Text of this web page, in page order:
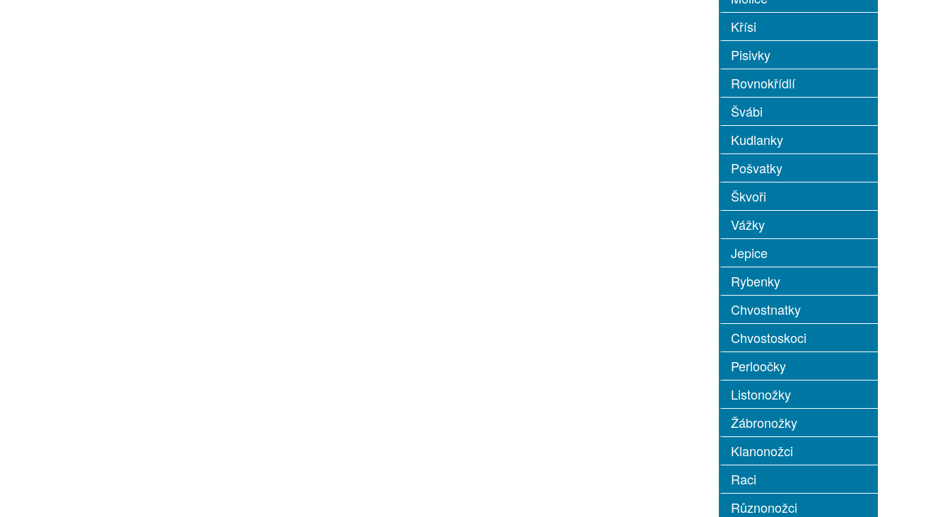
Křísi
Pisivky
Rovnokřídlí
Švábi
Kudlanky
Pošvatky
Škvoři
Vážky
Jepice
Rybenky
Chvostnatky
Chvostoskoci
Perloočky
Listonožky
Žábronožky
Klanonožci
Raci
Různonožci